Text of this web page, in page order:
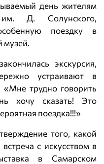
день жителям
Д. Солунского,
поездку в
музей.
экскурсия,
устраивают в
трудно говорить
хочу сказать! Это
поездка!!!»
того, какой
с искусством в
в Самарском